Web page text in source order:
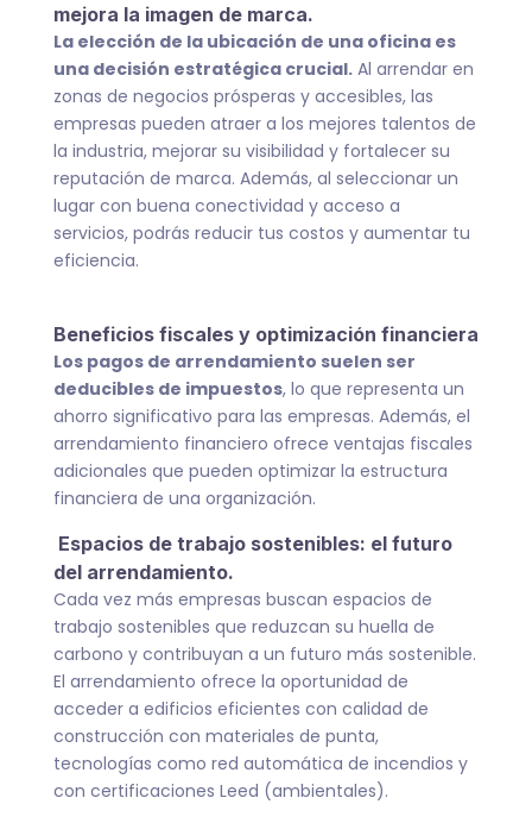
mejora la imagen de marca.
La elección de la ubicación de una oficina es
una decisión estratégica crucial.Al arrendar en
zonas de negocios prósperas y accesibles, las
empresas pueden atraer a los mejores talentos de
la industria, mejorar su visibilidad y fortalecer su
reputación de marca. Además, al seleccionar un
lugar con buena conectividad y acceso a
servicios, podrás reducir tus costos y aumentar tu
eficiencia.
Beneficios fiscales y optimización financiera
Los pagos de arrendamiento suelen ser
deducibles de impuestos, lo que representa un
ahorro significativo para las empresas. Además, el
arrendamiento financiero ofrece ventajas fiscales
adicionales que pueden optimizar la estructura
financiera de una organización.
Espacios de trabajo sostenibles: el futuro
del arrendamiento.
Cada vez más empresas buscan espacios de
trabajo sostenibles que reduzcan su huella de
carbono y contribuyan a un futuro más sostenible.
El arrendamiento ofrece la oportunidad de
acceder a edificios eficientes con calidad de
construcción con materiales de punta,
tecnologías como red automática de incendios y
con certificaciones Leed (ambientales).